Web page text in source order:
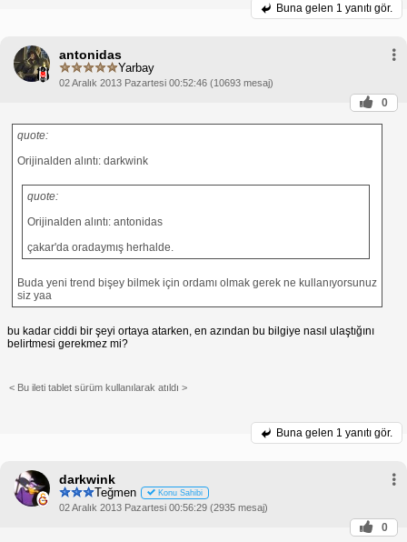
Buna gelen 1 yanıtı gör.
antonidas
Yarbay
02 Aralık 2013 Pazartesi 00:52:46 (10693 mesaj)
0
quote:
Orijinalden alıntı: darkwink
quote:
Orijinalden alıntı: antonidas
çakar'da oradaymış herhalde.
Buda yeni trend bişey bilmek için ordamı olmak gerek ne kullanıyorsunuz
siz yaa
bu kadar ciddi bir şeyi ortaya atarken, en azından bu bilgiye nasıl ulaştığını
belirtmesi gerekmez mi?
< Bu ileti tablet sürüm kullanılarak atıldı >
Buna gelen 1 yanıtı gör.
darkwink
Teğmen Konu Sahibi
02 Aralık 2013 Pazartesi 00:56:29 (2935 mesaj)
0